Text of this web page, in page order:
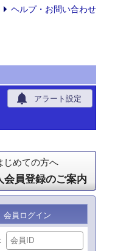
ヘルプ・お問い合わせ
notifications アラート設定
じめての方へ
会員登録のご案内
会員ログイン